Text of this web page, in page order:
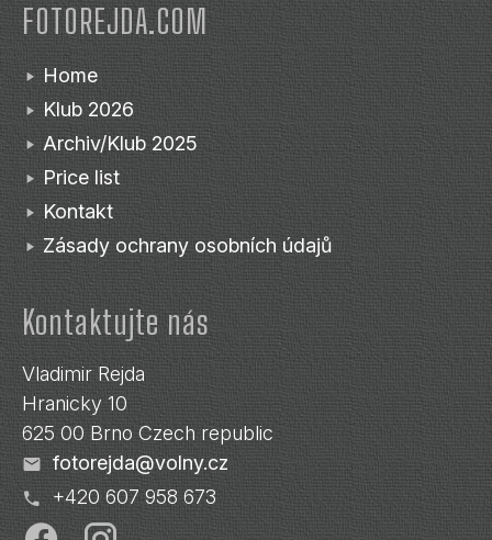
FOTOREJDA.COM
Home
Klub 2026
Archiv/Klub 2025
Price list
Kontakt
Zásady ochrany osobních údajů
Kontaktujte nás
Vladimir Rejda
Hranicky 10
625 00 Brno Czech republic
fotorejda@volny.cz
+420 607 958 673